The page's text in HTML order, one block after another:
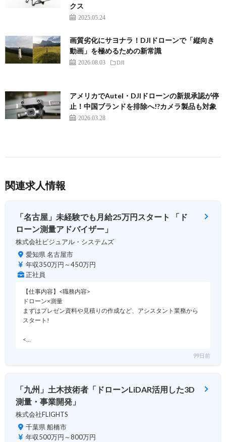
クス
2025.05.24
画質劣化にサヨナラ！DJIドローンで「縦向き
動画」を極めるための新常識
2026.08.03 DJI
アメリカでAutel・DJIドローンの新規承認が停
止！中国ブランドを排除へ!?カメラ製品も対象
2026.03.28
関連求人情報
「名古屋」未経験でも月給25万円スタート 「ド
ローン測量アドバイザー」
株式会社ビジュアル・システムズ
愛知県 名古屋市
年収350万円～450万円
正社員
【仕事内容】<職務内容>
ドローン×測量
まずはプレゼン資料や見積りの作成など、アシスタント業務から
スタート!
<…
99日前
「九州」土木技術者「ドローンLiDAR活用した3D
測量・事業開発」
株式会社FLIGHTS
千葉県 船橋市
年収500万円～800万円